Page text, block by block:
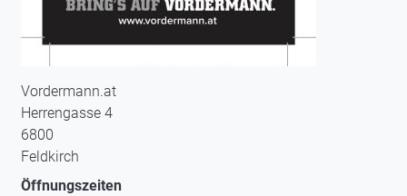
Vordermann.at
Herrengasse 4
6800
Feldkirch
Öffnungszeiten